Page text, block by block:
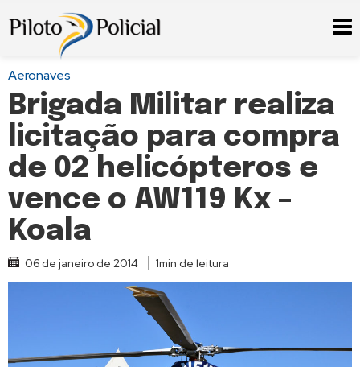
Aeronaves
Brigada Militar realiza
licitação para compra
de 02 helicópteros e
vence o AW119 Kx –
Koala
06 de janeiro de 2014 1min de leitura